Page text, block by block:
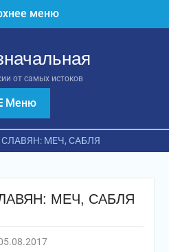
меню
от самых истоков
Меню
МЕЧ, САБЛЯ
МЕЧ, САБЛЯ